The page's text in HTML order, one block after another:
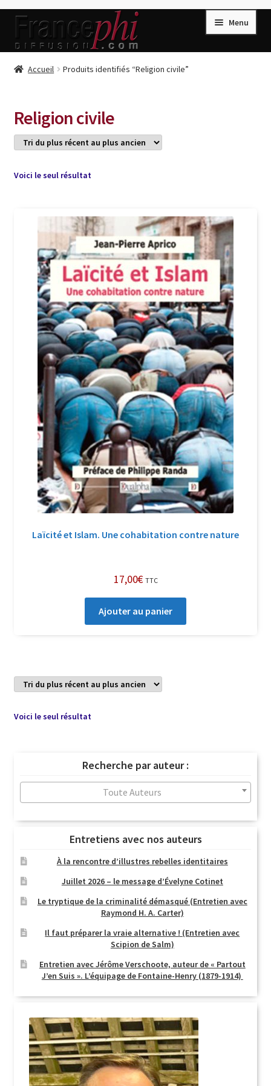
Aller
la
Aller
contenu
Menu
Accueil
Compte
Conditions de Vente
Connection
Listes d’Envies
Livres de Peter Randa
Livres de Philippe Randa
Login Customizer
Newsletter
Nous Contacter
Panier
Politique de confidentialité et cookies
Qui sommes-nous ?
Soutien à Philippe Randa
Suivi de la Commande
Accueil Produits identifiés “Religion civile”
Religion civile
Voici le seul résultat
Laïcité et Islam. Une cohabitation contre nature
17,00€ TTC
Ajouter au panier
Voici le seul résultat
Recherche par auteur :
Toute Auteurs
Entretiens avec nos auteurs
À la rencontre d’illustres rebelles identitaires
Juillet 2026 – le message d’Évelyne Cotinet
Le tryptique de la criminalité démasqué (Entretien avec
Raymond H. A. Carter)
Il faut préparer la vraie alternative ! (Entretien avec
Scipion de Salm)
Entretien avec Jérôme Verschoote, auteur de « Partout
J’en Suis ». L’équipage de Fontaine-Henry (1879-1914)